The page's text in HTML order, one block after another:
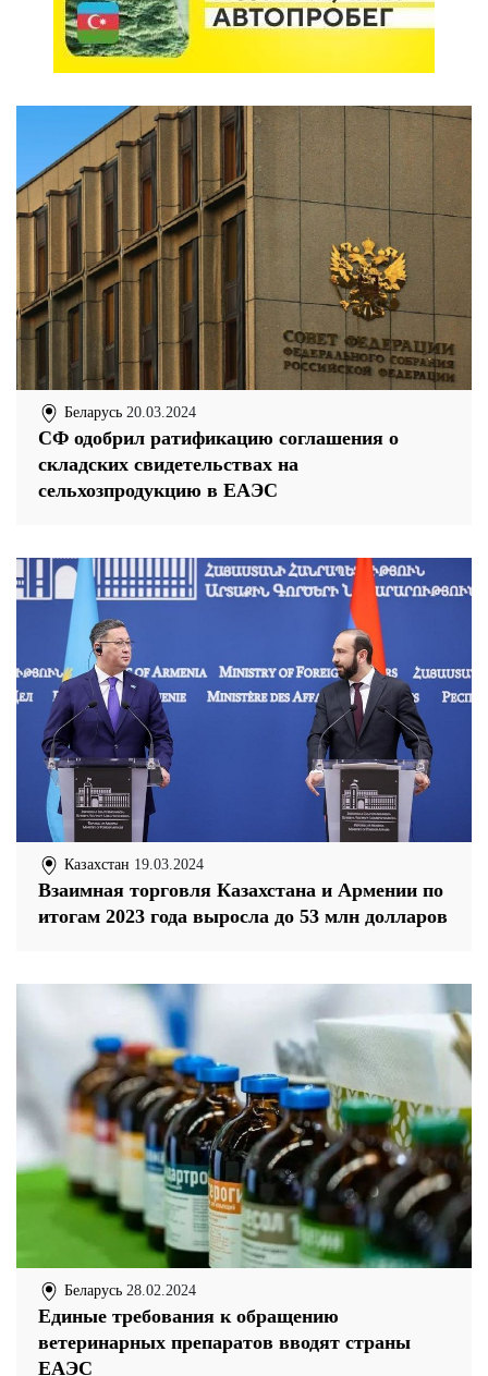
Беларусь 20.03.2024
СФ одобрил ратификацию соглашения о
складских свидетельствах на
сельхозпродукцию в ЕАЭС
Казахстан 19.03.2024
Взаимная торговля Казахстана и Армении по
итогам 2023 года выросла до 53 млн долларов
Беларусь 28.02.2024
Единые требования к обращению
ветеринарных препаратов вводят страны
ЕАЭС